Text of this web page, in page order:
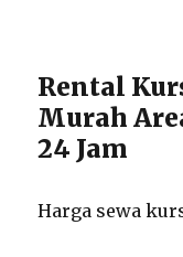
Rental
Murah
24 Jam
Harga sewa